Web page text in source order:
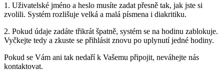
1. Uživatelské jméno a heslo musíte zadat přesně tak, jak jste si
zvolili. Systém rozlišuje velká a malá písmena i diakritiku.
2. Pokud údaje zadáte třikrát špatně, systém se na hodinu zablokuje.
Vyčkejte tedy a zkuste se přihlásit znovu po uplynutí jedné hodiny.
Pokud se Vám ani tak nedaří k Vašemu připojit, neváhejte nás
kontaktovat.